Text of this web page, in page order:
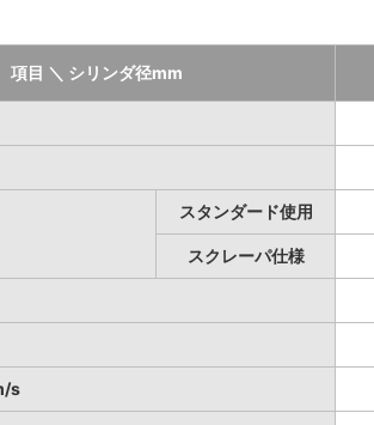
項目 ＼ シリンダ径mm
スタンダード使用
スクレーパ仕様
s